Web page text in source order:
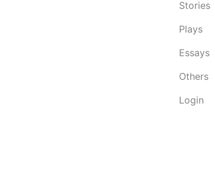
Stories
Plays
Essays
Others
Login